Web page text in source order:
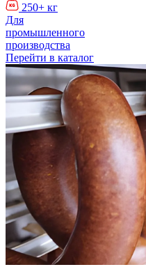
250+ кг
Для
промышленного
производства
Перейти в каталог